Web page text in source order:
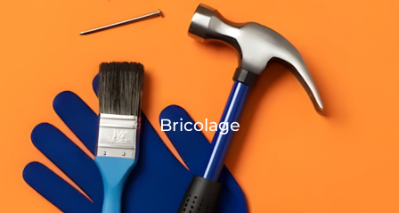
Bricolage